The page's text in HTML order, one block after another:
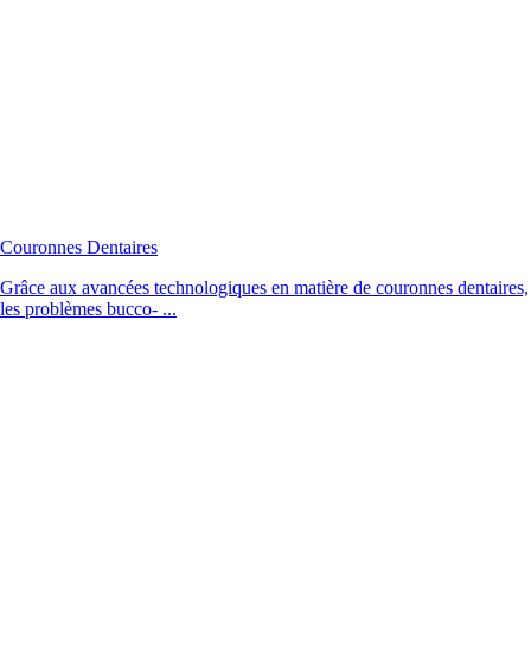
Couronnes Dentaires
Grâce aux avancées technologiques en matière de couronnes dentaires,
les problèmes bucco- ...